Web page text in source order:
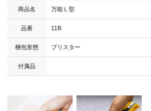
商品名 万能Ｌ型
品番 11B
梱包形態 ブリスター
付属品